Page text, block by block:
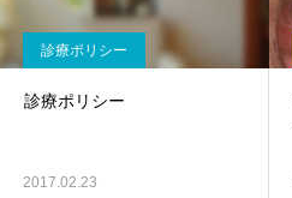
診療ポリシー
診療ポリシー
2017.02.23